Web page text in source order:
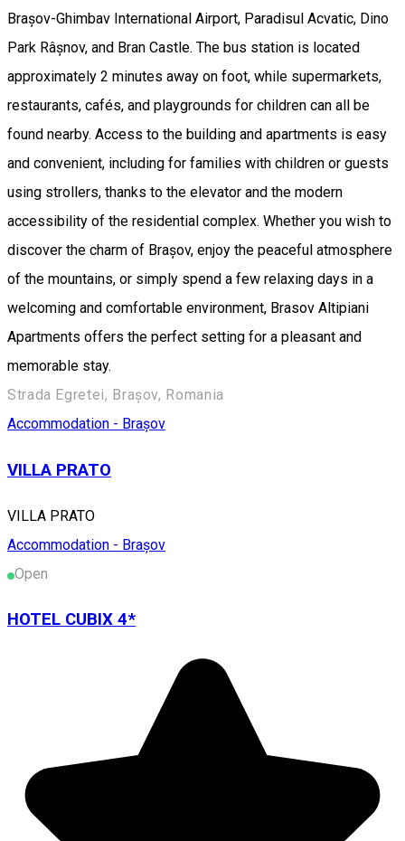
Brașov-Ghimbav International Airport, Paradisul Acvatic, Dino
Park Râșnov, and Bran Castle. The bus station is located
approximately 2 minutes away on foot, while supermarkets,
restaurants, cafés, and playgrounds for children can all be
found nearby. Access to the building and apartments is easy
and convenient, including for families with children or guests
using strollers, thanks to the elevator and the modern
accessibility of the residential complex. Whether you wish to
discover the charm of Brașov, enjoy the peaceful atmosphere
of the mountains, or simply spend a few relaxing days in a
welcoming and comfortable environment, Brasov Altipiani
Apartments offers the perfect setting for a pleasant and
memorable stay.
Strada Egretei, Brașov, Romania
Accommodation - Brașov
VILLA PRATO
VILLA PRATO
Accommodation - Brașov
Open
HOTEL CUBIX 4*